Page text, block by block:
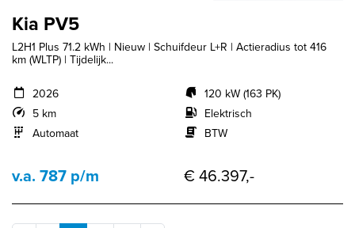
Kia PV5
L2H1 Plus 71.2 kWh | Nieuw | Schuifdeur L+R | Actieradius tot 416
km (WLTP) | Tijdelijk...
2026
5 km
Automaat
120 kW (163 PK)
Elektrisch
BTW
v.a. 787 p/m € 46.397,-